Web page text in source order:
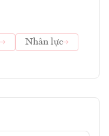
Nhân lực